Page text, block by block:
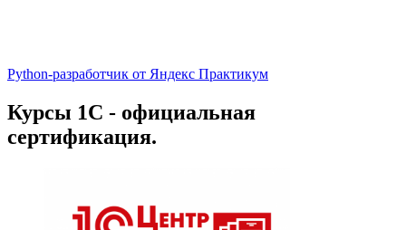
Python-разработчик от Яндекс Практикум
Курсы 1С - официальная
сертификация.